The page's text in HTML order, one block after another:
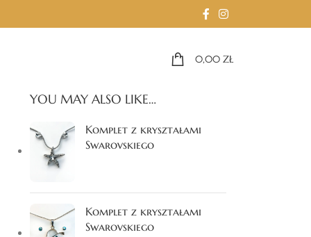
0,00 ZŁ
YOU MAY ALSO LIKE…
Komplet z kryształami
Swarovskiego
Komplet z kryształami
Swarovskiego